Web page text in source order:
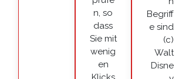
n, so
dass
Sie mit
wenig
en
Begriff
e sind
(c)
Walt
Disne